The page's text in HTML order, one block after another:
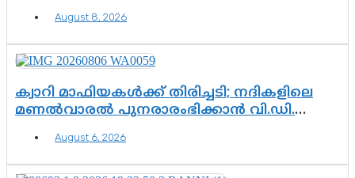
എന്നത് മാത്രം അല്ല—ആയങ്കി
കസ്റ്റഡിയിലായാൽ പുറത്തുവരുക
എന്തൊക്കെ വിവരങ്ങൾ?”
August 8, 2026
ക്വാറി മാഫിയകൾക്ക് തിരിച്ചടി; നദികളിലെ
മണൽവാരൽ പുനരാരംഭിക്കാൻ വി.ഡി.
August 6, 2026